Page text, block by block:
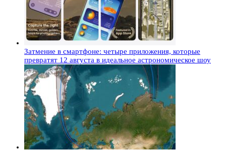
Затмение в смартфоне: четыре приложения, которые
превратят 12 августа в идеальное астрономическое шоу